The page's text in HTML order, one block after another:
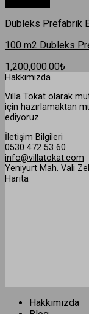
Dubleks Prefabrik
100 m2 Dubleks
1,200,000.00₺
Hakkımızda
Villa Tokat olarak
için hazırlamaktan
ediyoruz.
İletişim Bilgileri
0530 472 53 60
info@villatokat.com
Yeniyurt Mah. Vali
Harita
Hakkımızda